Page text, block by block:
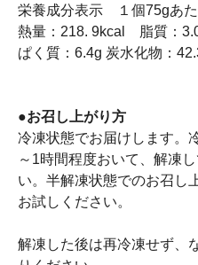
栄養成分表示 １個75gあた
熱量：218. 9kcal 脂質：
ぱく質：6.4g 炭水化物：
●お召し上がり方
冷凍状態でお届けします。
～1時間程度おいて、解凍
い。半解凍状態でのお召し
お試しください。
解凍した後は再冷凍せず、